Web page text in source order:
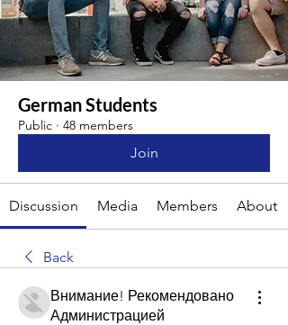
German Students
Public · 48 members
Join
Discussion Media Members About
Back
Внимание! Рекомендовано
Администрацией